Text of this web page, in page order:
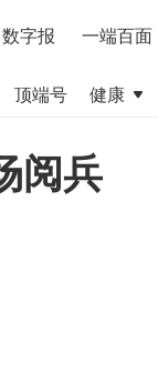
数字报 一端百面
顶端号 健康
阅兵